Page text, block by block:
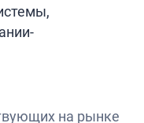
на рынке